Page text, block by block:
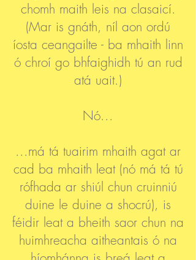
chomh maith leis na clasaicí.
(Mar is gnáth, níl aon ordú
íosta ceangailte - ba mhaith linn
ó chroí go bhfaighidh tú an rud
atá uait.)
Nó...
...má tá tuairim mhaith agat ar
cad ba mhaith leat (nó má tá tú
rófhada ar shiúl chun cruinniú
duine le duine a shocrú), is
féidir leat a bheith saor chun na
huimhreacha aitheantais ó na